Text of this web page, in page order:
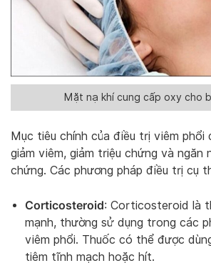
Mặt nạ khí cung cấp oxy cho
Mục tiêu chính của điều trị viêm phổi
giảm viêm, giảm triệu chứng và ngăn
chứng. Các phương pháp điều trị cụ
Corticosteroid: Corticosteroid là
mạnh, thường sử dụng trong các
viêm phổi. Thuốc có thể được
tiêm tĩnh mạch hoặc hít.